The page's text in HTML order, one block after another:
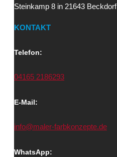
Steinkamp 8 in 21643 Beckdorf
KONTAKT
Telefon:
04165 2186293
E-Mail:
info@maler-farbkonzepte.de
WhatsApp: